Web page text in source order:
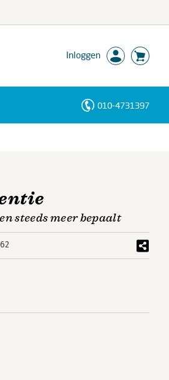
Inloggen
010-4731397
steeds meer bepaalt